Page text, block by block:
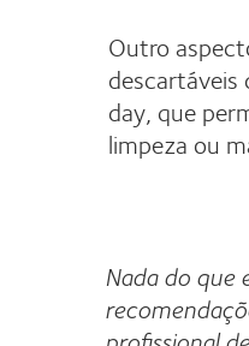
Outro
descartáveis
day, que
limpeza ou
Nada do que